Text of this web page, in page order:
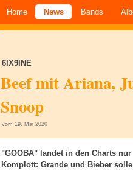
Home News Bands
6IX9INE
Beef mit Ariana,
Snoop
vom 19. Mai 2020
"GOOBA" landet in den Charts
Komplott: Grande und Bieber